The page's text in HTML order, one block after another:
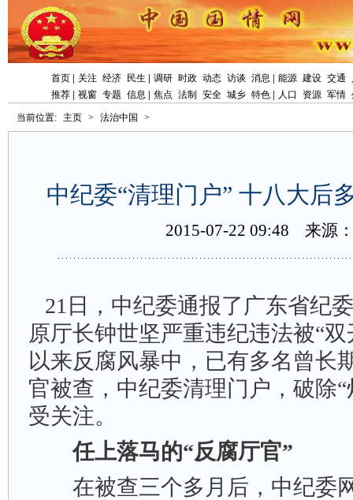
首页 关注 经济 民生 调研 时政 动态 访谈 消息 能源 建设 交通
推荐
视窗 专题 信息 焦点 法制 安全 城乡 特色 人口 资源 军情
当前位置: 主页 > 法治中国 >
中纪委“清理门户”十八大后
2015-07-2209:48 来源
21日，中纪委通报了广东省纪
原厅长钟世坚严重违纪违法被“
以来反腐风暴中，已有多名曾长
官被查，中纪委清理门户，破除
受关注。
任上落马的“反腐厅官”
在被查三个多月后，中纪委